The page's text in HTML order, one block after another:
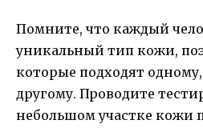
Помните, что каждый
уникальный тип кожи,
которые подходят
другому. Проводите
небольшом участке кожи